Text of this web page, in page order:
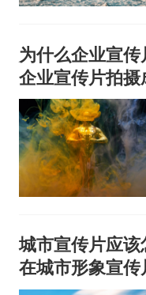
为什么企业宣传
企业宣传片拍
城市宣传片应
在城市形象宣传